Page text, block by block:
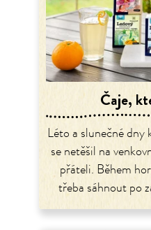
Čaje,
Léto a slunečné dny
se netěšil na
přáteli. Během
třeba sáhnout po